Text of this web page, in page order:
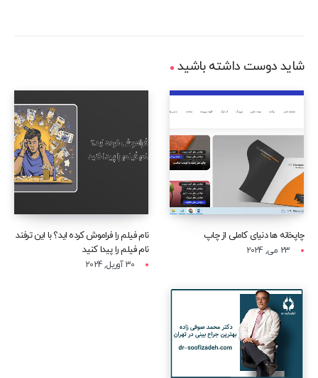
شاید دوست داشته باشید
چاپخانه ها دنیای کاملی از چاپ
23 می, 2024
نام فیلم را فراموش کرده اید؟ با این ترفند
نام فیلم را پیدا کنید
30 آوریل, 2024